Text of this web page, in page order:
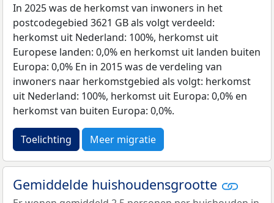
In 2025 was de herkomst van inwoners in het
postcodegebied 3621 GB als volgt verdeeld:
herkomst uit Nederland: 100%, herkomst uit
Europese landen: 0,0% en herkomst uit landen buiten
Europa: 0,0% En in 2015 was de verdeling van
inwoners naar herkomstgebied als volgt: herkomst
uit Nederland: 100%, herkomst uit Europa: 0,0% en
herkomst van buiten Europa: 0,0%.
Toelichting Meer migratie
Gemiddelde huishoudensgrootte